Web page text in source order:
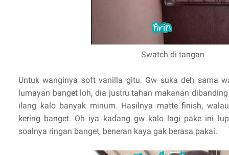
Swatch di tangan
Untuk wanginya soft vanilla gitu. Gw suka deh sama
lumayan banget loh, dia justru tahan makanan
ilang kalo banyak minum. Hasilnya matte finish,
kering banget. Oh iya kadang gw kalo lagi pake ini
soalnya ringan banget, beneran kaya gak berasa pakai.